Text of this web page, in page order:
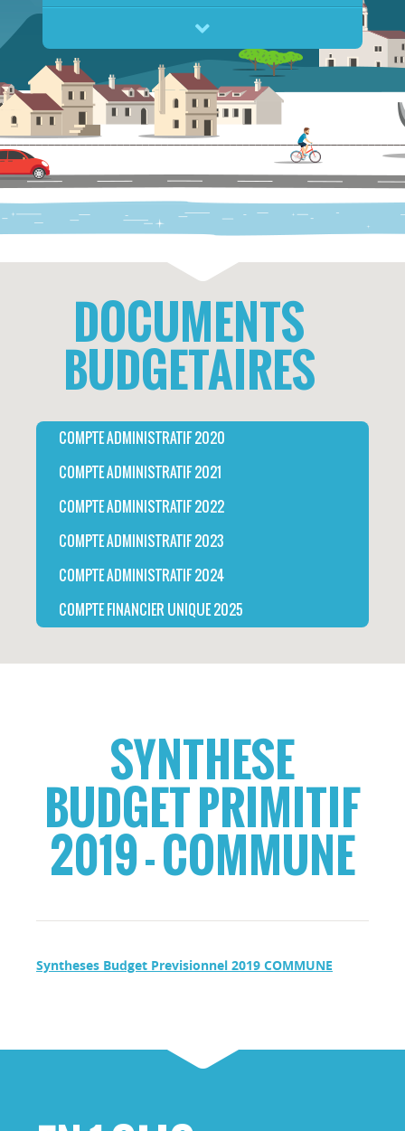
DOCUMENTS
BUDGETAIRES
COMPTE ADMINISTRATIF 2020
COMPTE ADMINISTRATIF 2021
COMPTE ADMINISTRATIF 2022
COMPTE ADMINISTRATIF 2023
COMPTE ADMINISTRATIF 2024
COMPTE FINANCIER UNIQUE 2025
SYNTHESE
BUDGET PRIMITIF
2019 - COMMUNE
Syntheses Budget Previsionnel 2019 COMMUNE